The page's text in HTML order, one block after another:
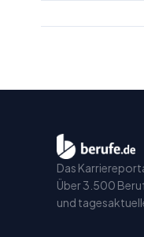
Das
Über 3.500
und